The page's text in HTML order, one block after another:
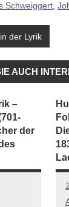
Schweiggert
der Lyrik
AUCH
–
der